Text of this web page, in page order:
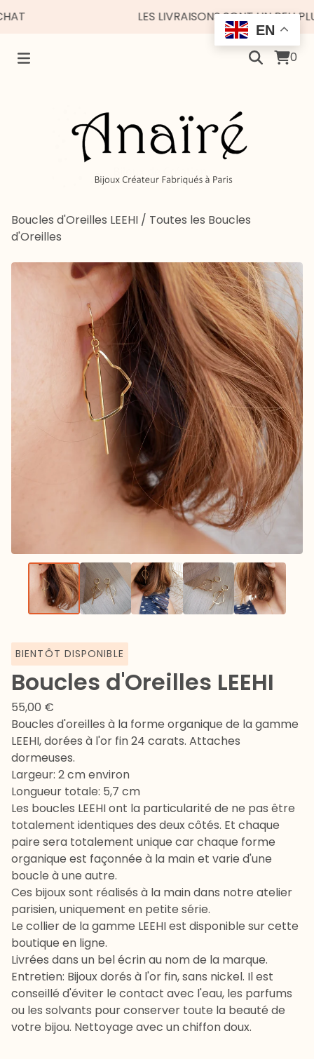
LES LIVRAISONS SONT UN PEU
0
Boucles d'Oreilles LEEHI / Toutes les Boucles
d'Oreilles
BIENTÔT DISPONIBLE
Boucles d'Oreilles LEEHI
55,00 €
Boucles d'oreilles à la forme organique de la gamme
LEEHI, dorées à l'or fin 24 carats. Attaches
dormeuses.
Largeur: 2 cm environ
Longueur totale: 5,7 cm
Les boucles LEEHI ont la particularité de ne pas être
totalement identiques des deux côtés. Et chaque
paire sera totalement unique car chaque forme
organique est façonnée à la main et varie d'une
boucle à une autre.
Ces bijoux sont réalisés à la main dans notre atelier
parisien, uniquement en petite série.
Le collier de la gamme LEEHI est disponible sur cette
boutique en ligne.
Livrées dans un bel écrin au nom de la marque.
Entretien: Bijoux dorés à l'or fin, sans nickel. Il est
conseillé d'éviter le contact avec l'eau, les parfums
ou les solvants pour conserver toute la beauté de
votre bijou. Nettoyage avec un chiffon doux.
EN